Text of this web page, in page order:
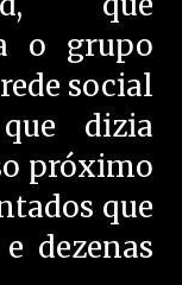
o grupo
social
dizia
próximo
que
dezenas